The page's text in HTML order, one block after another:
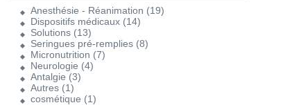
Anesthésie - Réanimation (19)
Dispositifs médicaux (14)
Solutions (13)
Seringues pré-remplies (8)
Micronutrition (7)
Neurologie (4)
Antalgie (3)
Autres (1)
cosmétique (1)